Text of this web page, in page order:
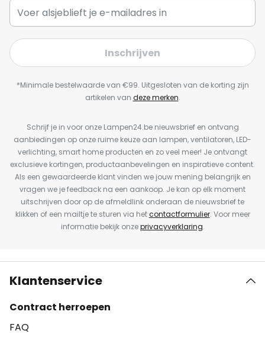
Inschrijven
*Minimale bestelwaarde van €99. Uitgesloten van de korting zijn
artikelen van deze merken.
Schrijf je in voor onze Lampen24.be nieuwsbrief en ontvang
aanbiedingen op onze ruime keuze aan lampen, ventilatoren, LED-
verlichting, smart home producten en zo veel meer! Je ontvangt
exclusieve kortingen, productaanbevelingen en inspiratieve content.
Als een gewaardeerde klant vinden we jouw mening belangrijk en
vragen we je feedback na een aankoop. Je kan op elk moment
uitschrijven door op de afmeldlink onderaan de nieuwsbrief te
klikken of een mailtje te sturen via hetcontactformulier. Voor meer
informatie bekijk onzeprivacyverklaring.
Klantenservice
Contract herroepen
FAQ